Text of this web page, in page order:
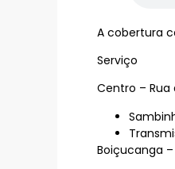
A cobertura
Serviço
Centro – Rua
Boiçucanga –